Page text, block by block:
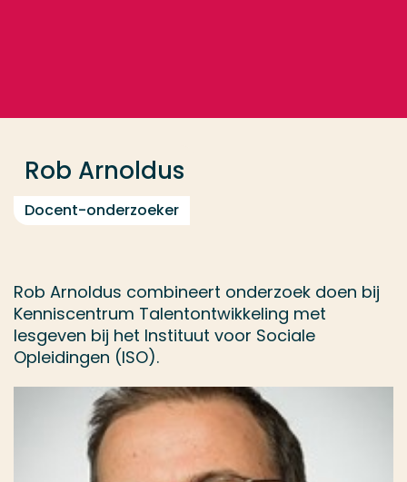
Rob Arnoldus
Docent-onderzoeker
Rob Arnoldus combineert onderzoek doen bij
Kenniscentrum Talentontwikkeling met
lesgeven bij het Instituut voor Sociale
Opleidingen (ISO).
Opleiding
Contact